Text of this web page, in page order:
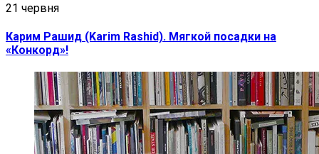
21 червня
Карим Рашид (Karim Rashid). Мягкой посадки на
«Конкорд»!